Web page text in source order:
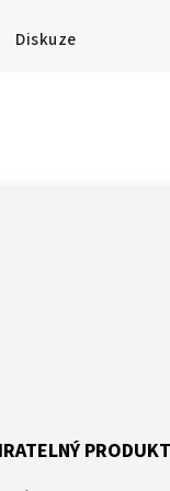
Diskuze
PRODUKT